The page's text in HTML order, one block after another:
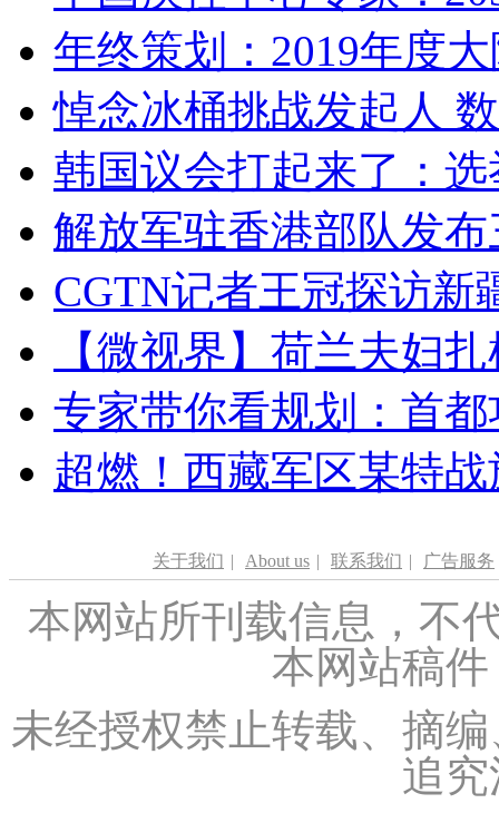
年终策划：2019年度
悼念冰桶挑战发起人
韩国议会打起来了：
解放军驻香港部队发
CGTN记者王冠探访新
【微视界】荷兰夫妇
专家带你看规划：首
超燃！西藏军区某特
关于我们 | About us | 联系我们 | 广告服务
本网站所刊载信息，不
本网站稿
未经授权禁止转载、摘
追